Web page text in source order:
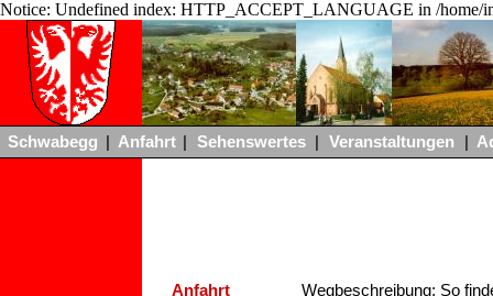
Notice: Undefined index: HTTP_ACCEPT_LANGUAGE in /home/
Schwabegg Anfahrt Sehenswertes Veranstaltungen
Anfahrt
Wegbeschreibung; So